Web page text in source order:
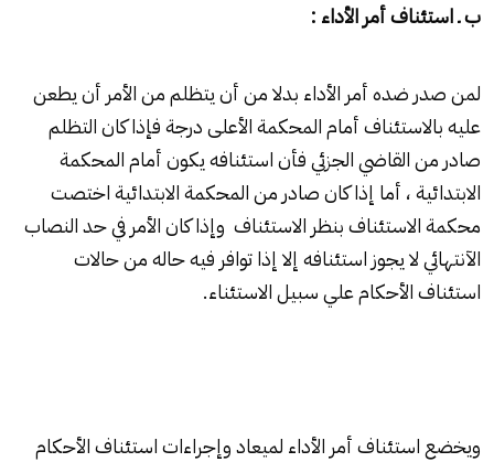
ب ـ استئناف أمر الأداء :
لمن صدر ضده أمر الأداء بدلا من أن يتظلم من الأمر أن يطعن
عليه بالاستئناف أمام المحكمة الأعلى درجة فإذا كان التظلم
صادر من القاضي الجزئي فأن استئنافه يكون أمام المحكمة
الابتدائية ، أما إذا كان صادر من المحكمة الابتدائية اختصت
محكمة الاستئناف بنظر الاستئناف وإذا كان الأمر في حد النصاب
الآنتهائي لا يجوز استئنافه إلا إذا توافر فيه حاله من حالات
استئناف الأحكام علي سبيل الاستئناء.
ويخضع استئنافأمر الأداء لميعاد وإجراءات استئناف الأحكام